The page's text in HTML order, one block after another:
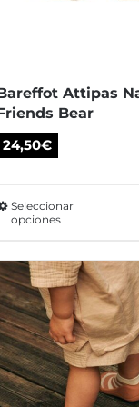
Attipas
Bear
24,50€
Seleccionar
opciones
se